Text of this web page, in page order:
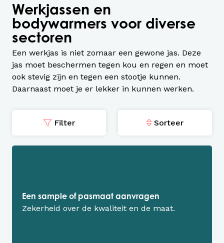
Werkjassen en
bodywarmers voor diverse
sectoren
Een werkjas is niet zomaar een gewone jas. Deze
jas moet beschermen tegen kou en regen en moet
ook stevig zijn en tegen een stootje kunnen.
Daarnaast moet je er lekker in kunnen werken.
Filter Sorteer
Een sample of pasmaat aanvragen
Zekerheid over de kwaliteit en de maat.